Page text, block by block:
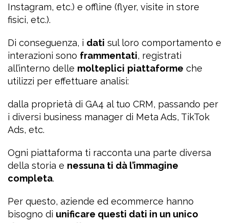
Instagram, etc.) e offline (flyer, visite in store
fisici, etc.).
Di conseguenza, i dati sul loro comportamento e
interazioni sono frammentati, registrati
all’interno delle molteplici piattaforme che
utilizzi per effettuare analisi:
dalla proprietà di GA4 al tuo CRM, passando per
i diversi business manager di Meta Ads, TikTok
Ads, etc.
Ogni piattaforma ti racconta una parte diversa
della storia e nessuna ti dà l’immagine
completa.
Per questo, aziende ed ecommerce hanno
bisogno di unificare questi dati in un unico